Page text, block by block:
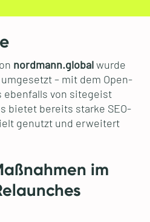
nordmann.globalwurde
– mit dem Open-
ebenfalls von sitegeist
bietet bereits starke SEO-
genutzt und erweitert
im